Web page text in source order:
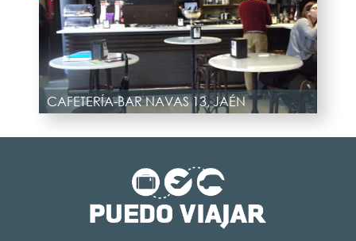
CAFETERÍA-BAR NAVAS 13, JAÉN